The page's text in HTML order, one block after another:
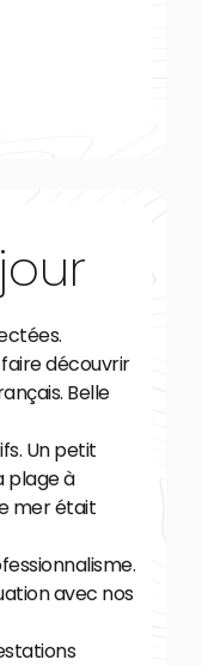
découvrir
Belle
Un petit
plage à
mer était
avec nos